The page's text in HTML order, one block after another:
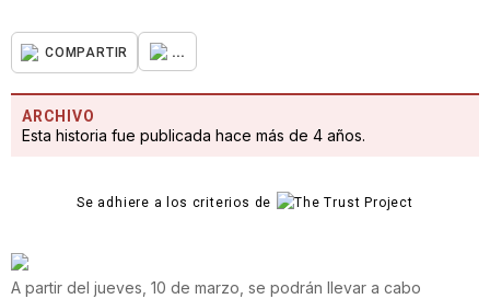
COMPARTIR ...
ARCHIVO
Esta historia fue publicada hace más de 4 años.
Se adhiere a los criterios de
A partir del jueves, 10 de marzo, se podrán llevar a cabo